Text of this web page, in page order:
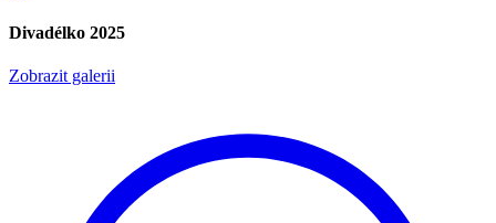
Divadélko 2025
Zobrazit galerii